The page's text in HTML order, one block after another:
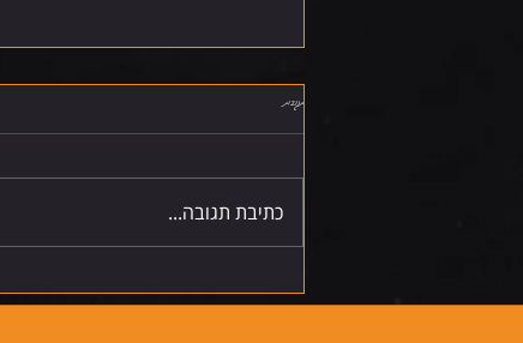
תגובות
כתיבת תגובה...